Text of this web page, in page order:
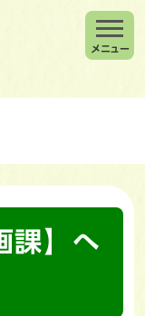
メニュー
課】へ